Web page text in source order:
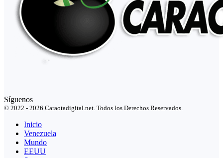
Síguenos
© 2022 - 2026 Caraotadigital.net. Todos los Derechos Reservados.
Inicio
Venezuela
Mundo
EEUU